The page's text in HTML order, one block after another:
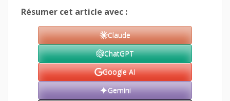
Résumer cet article avec :
Claude
ChatGPT
Google AI
Gemini